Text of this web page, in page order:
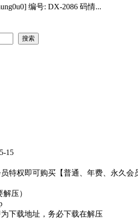
编号: DX-2086 码情...
搜索
15
特权即可购买【普通、年费、永久会
压）
下载地址，务必下载在解压